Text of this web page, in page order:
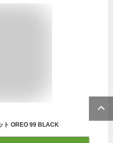
ト OREO 99 BLACK